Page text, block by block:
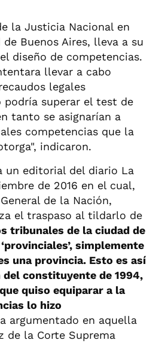
la Justicia Nacional en
Buenos Aires, lleva a su
diseño de competencias.
llevar a cabo
legales
podría superar el test de
tanto se asignarían a
competencias que la
indicaron.
un editorial del diario La
de 2016 en el cual,
de la Nación,
el traspaso al tildarlo de
tribunales de la ciudad de
simplemente
una provincia. Esto es así
constituyente de 1994,
quiso equiparar a la
lo hizo
argumentado en aquella
de la Corte Suprema